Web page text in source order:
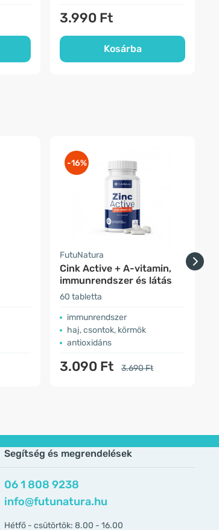
3.990 Ft
Kosárba
-16%
FutuNatura
Cink Active + A-vitamin,
immunrendszer és látás
60 tabletta
immunrendszer
haj, csontok, körmök
antioxidáns
3.090 Ft 3.690 Ft
Segítség és megrendelések
06 1 808 9238
info@futunatura.hu
Hétfő - csütörtök: 8.00 - 16.00